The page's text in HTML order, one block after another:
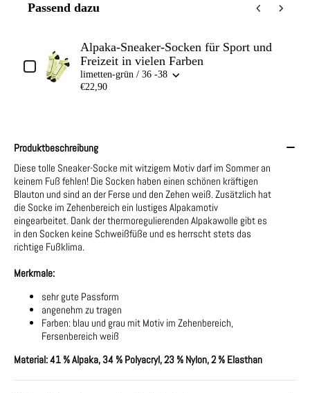
Passend dazu
Alpaka-Sneaker-Socken für Sport und
Freizeit in vielen Farben
limetten-grün / 36 -38
€22,90
Produktbeschreibung
Diese tolle Sneaker-Socke mit witzigem Motiv darf im Sommer an
keinem Fuß fehlen! Die Socken haben einen schönen kräftigen
Blauton und sind an der Ferse und den Zehen weiß. Zusätzlich hat
die Socke im Zehenbereich ein lustiges Alpakamotiv
eingearbeitet. Dank der thermoregulierenden Alpakawolle gibt es
in den Socken keine Schweißfüße und es herrscht stets das
richtige Fußklima.
Merkmale:
sehr gute Passform
angenehm zu tragen
Farben: blau und grau mit Motiv im Zehenbereich,
Fersenbereich weiß
Material: 41 % Alpaka, 34 % Polyacryl, 23 % Nylon, 2 % Elasthan